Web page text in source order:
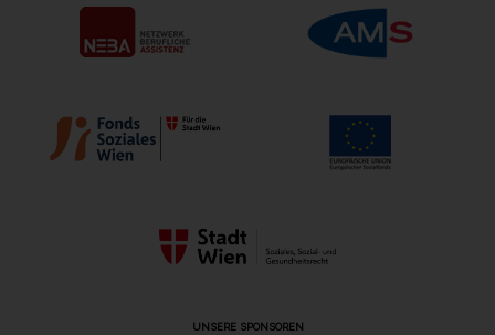
UNSERE SPONSOREN